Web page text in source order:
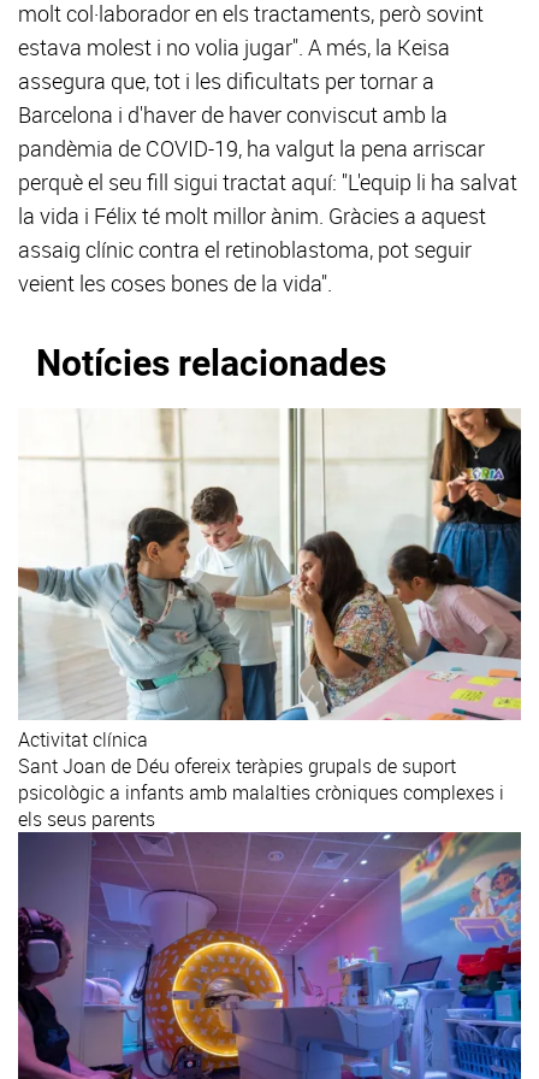
molt col·laborador en els tractaments, però sovint
estava molest i no volia jugar". A més, la Keisa
assegura que, tot i les dificultats per tornar a
Barcelona i d'haver de haver conviscut amb la
pandèmia de COVID-19, ha valgut la pena arriscar
perquè el seu fill sigui tractat aquí: "L'equip li ha salvat
la vida i Félix té molt millor ànim. Gràcies a aquest
assaig clínic contra el retinoblastoma, pot seguir
veient les coses bones de la vida".
Notícies relacionades
Activitat clínica
Sant Joan de Déu ofereix teràpies grupals de suport
psicològic a infants amb malalties cròniques complexes i
els seus parents